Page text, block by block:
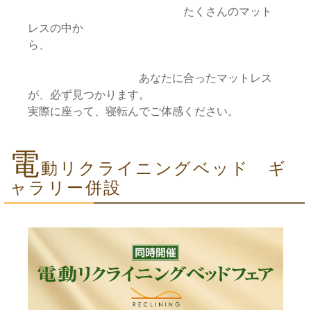
たくさんのマット
レスの中か
ら、
あなたに合ったマットレス
が、必ず見つかります。
実際に座って、寝転んでご体感ください。
電動リクライニングベッド ギ
ャラリー併設